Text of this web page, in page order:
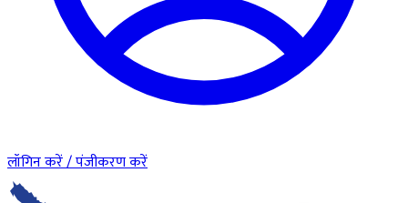
लॉगिन करें / पंजीकरण करें